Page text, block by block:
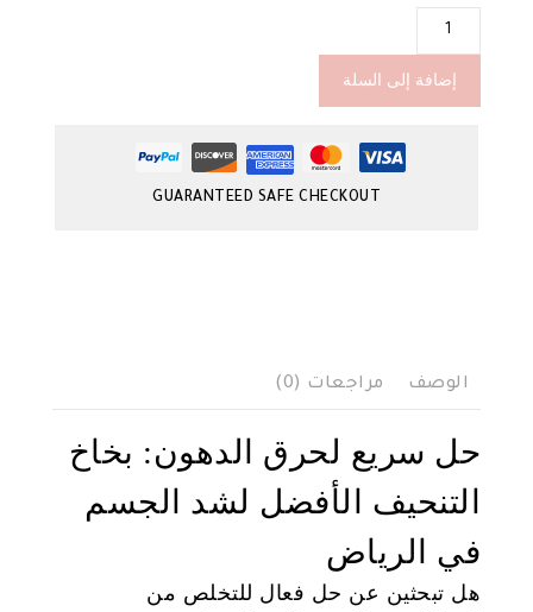
كمية
Loss
Body
إضافة إلى السلة
GUARANTEED SAFE CHECKOUT
الوصف مراجعات (0)
حل سريع لحرق الدهون: بخاخ
التنحيف الأفضل لشد الجسم
في الرياض
هل تبحثين عن حل فعال للتخلص من